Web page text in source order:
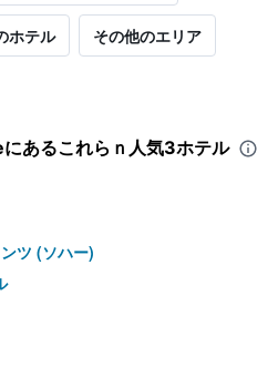
ホテル その他のエリア
あるこれらｎ人気3ホテル
ツ (ソハー)